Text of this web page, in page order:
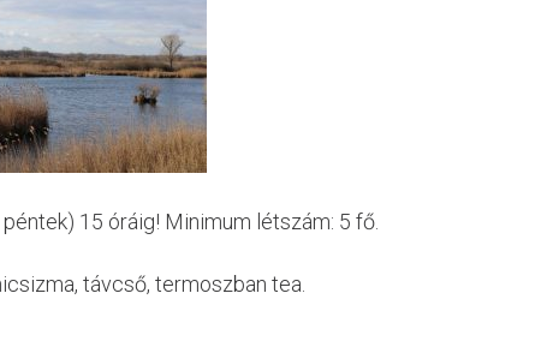
15 óráig! Minimum létszám: 5 fő.
távcső, termoszban tea.